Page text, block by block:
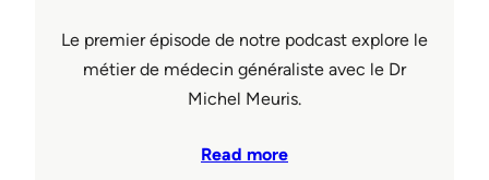
Le premier épisode de notre podcast explore le
métier de médecin généraliste avec le Dr
Michel Meuris.
Read more